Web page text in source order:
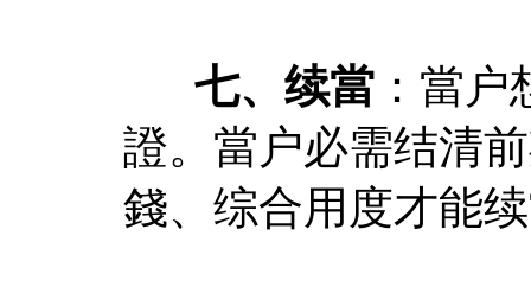
七、续當 ：當
證。當户必需结清
錢、综合用度才能